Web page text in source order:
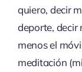
quiero, decir
deporte, decir
menos el
meditación